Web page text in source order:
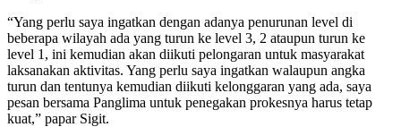
“Yang perlu saya ingatkan dengan adanya penurunan level di
beberapa wilayah ada yang turun ke level 3, 2 ataupun turun ke
level 1, ini kemudian akan diikuti pelongaran untuk masyarakat
laksanakan aktivitas. Yang perlu saya ingatkan walaupun angka
turun dan tentunya kemudian diikuti kelonggaran yang ada, saya
pesan bersama Panglima untuk penegakan prokesnya harus tetap
kuat,” papar Sigit.